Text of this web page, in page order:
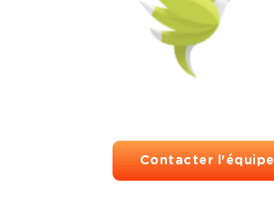
Contacter l'équipe